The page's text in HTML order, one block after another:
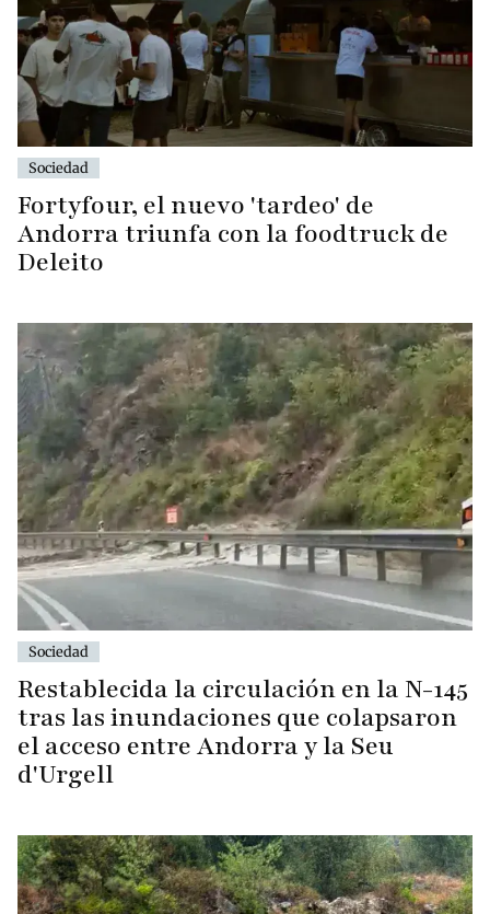
Sociedad
Fortyfour, el nuevo 'tardeo' de
Andorra triunfa con la foodtruck de
Deleito
Sociedad
Restablecida la circulación en la N-145
tras las inundaciones que colapsaron
el acceso entre Andorra y la Seu
d'Urgell